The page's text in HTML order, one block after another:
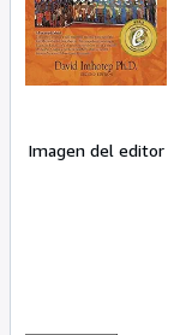
Imagen del editor